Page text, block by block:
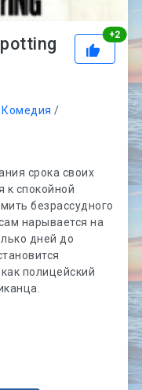
+2
Комедия /
срока своих
к спокойной
безрассудного
нарывается на
дней до
полицейский